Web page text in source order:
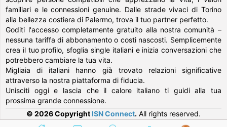
familiari e le connessioni genuine. Dalle strade vivaci di Torino
alla bellezza costiera di Palermo, trova il tuo partner perfetto.
Goditi l'accesso completamente gratuito alla nostra comunità –
nessuna tariffa di abbonamento o costi nascosti. Semplicemente
crea il tuo profilo, sfoglia single italiani e inizia conversazioni che
potrebbero cambiare la tua vita.
Migliaia di italiani hanno già trovato relazioni significative
attraverso la nostra piattaforma di fiducia.
Unisciti oggi e lascia che il calore italiano ti guidi alla tua
prossima grande connessione.
© 2026 Copyright ISN Connect. All rights reserved.